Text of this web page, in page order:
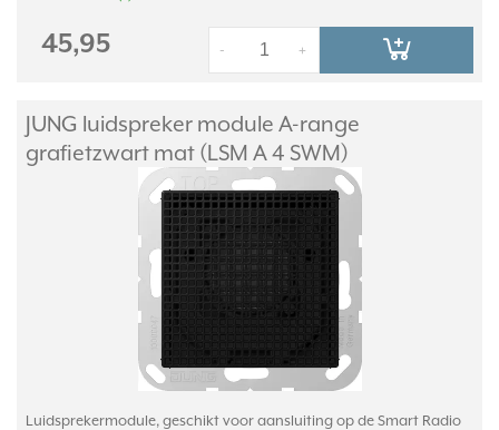
45,95 +
-
JUNG luidspreker module A-range
grafietzwart mat (LSM A 4 SWM)
Luidsprekermodule, geschikt voor aansluiting op de Smart Radio